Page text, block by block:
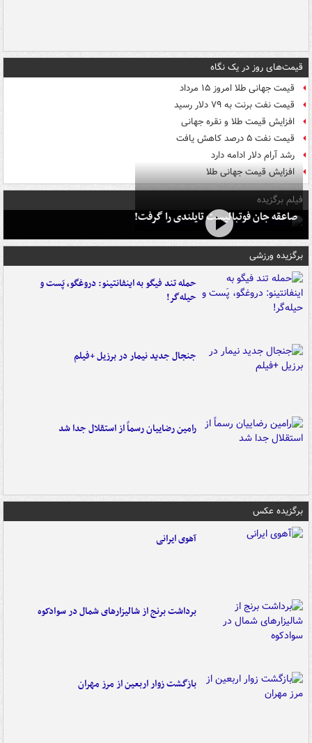
قیمت‌های روز در یک نگاه
قیمت جهانی طلا امروز ۱۵ مرداد
قیمت نفت برنت به ۷۹ دلار رسید
افزایش قیمت طلا و نقره جهانی
قیمت نفت ۵ درصد کاهش یافت
رشد آرام دلار ادامه دارد
افزایش قیمت جهانی طلا
فیلم برگزیده
صاعقه جان فوتبالیست تایلندی را گرفت!
برگزیده ورزشی
حمله تند فیگو به اینفانتینو: دروغگو، پَست‌ و
حیله‌گر!
جنجال جدید نیمار در برزیل +فیلم
رامین رضاییان رسماً از استقلال جدا شد
برگزیده عکس
آهوی ایرانی
برداشت برنج از شالیزارهای شمال در سوادکوه
بازگشت زوار اربعین از مرز مهران